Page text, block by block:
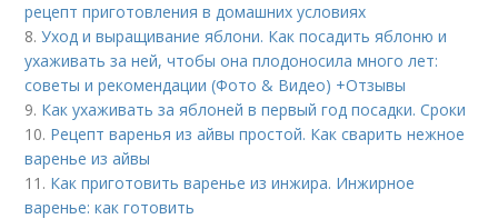
рецепт приготовления в домашних условиях
8.Уход и выращивание яблони. Как посадить яблоню и
ухаживать за ней, чтобы она плодоносила много лет:
советы и рекомендации (Фото & Видео) +Отзывы
9. Как ухаживать за яблоней в первый год посадки. Сроки
10. Рецепт варенья из айвы простой. Как сварить нежное
варенье из айвы
11. Как приготовить варенье из инжира. Инжирное
варенье: как готовить